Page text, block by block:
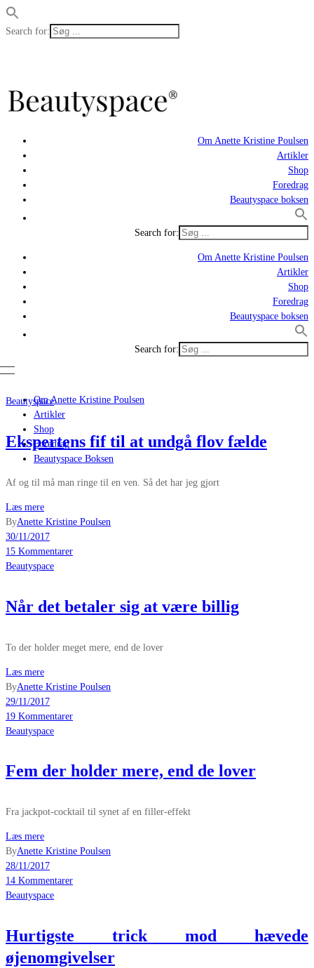
Search for:
Om Anette Kristine Poulsen
Artikler
Shop
Foredrag
Beautyspace boksen
Search for:
Om Anette Kristine Poulsen
Artikler
Shop
Foredrag
Beautyspace boksen
Search for:
Om Anette Kristine Poulsen
Artikler
Shop
Foredrag
Beautyspace Boksen
Beautyspace
Ekspertens fif til at undgå flov fælde
Af og til må man ringe til en ven. Så det har jeg gjort
Læs mere
ByAnette Kristine Poulsen
30/11/2017
15 Kommentarer
Beautyspace
Når det betaler sig at være billig
To der holder meget mere, end de lover
Læs mere
ByAnette Kristine Poulsen
29/11/2017
19 Kommentarer
Beautyspace
Fem der holder mere, end de lover
Fra jackpot-cocktail til synet af en filler-effekt
Læs mere
ByAnette Kristine Poulsen
28/11/2017
14 Kommentarer
Beautyspace
Hurtigste trick mod hævede
øjenomgivelser